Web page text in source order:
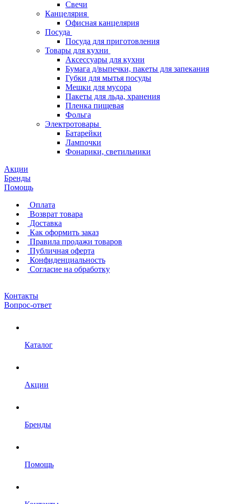
Свечи
Канцелярия
Офисная канцелярия
Посуда
Посуда для приготовления
Товары для кухни
Аксессуары для кухни
Бумага д/выпечки, пакеты для запекания
Губки для мытья посуды
Мешки для мусора
Пакеты для льда, хранения
Пленка пищевая
Фольга
Электротовары
Батарейки
Лампочки
Фонарики, светильники
Акции
Бренды
Помощь
Оплата
Возврат товара
Доставка
Как оформить заказ
Правила продажи товаров
Публичная оферта
Конфиденциальность
Согласие на обработку
Контакты
Вопрос-ответ
Каталог
Акции
Бренды
Помощь